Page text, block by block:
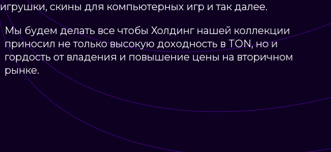
игрушки, скины для компьютерных игр и так далее.
Мы будем делать все чтобы Холдинг нашей коллекции
приносил не только высокую доходность в TON, но и
гордость от владения и повышение цены на вторичном
рынке.